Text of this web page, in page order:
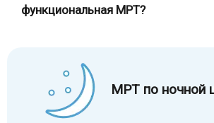
МРТ по ночной
функциональная МРТ?